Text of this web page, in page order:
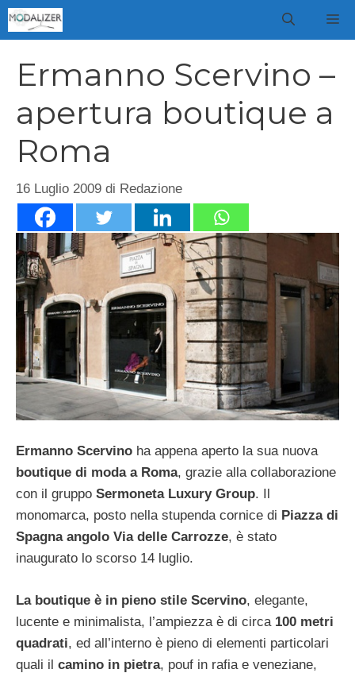
Vai
al
Ermanno Scervino –
apertura boutique a
Roma
16 Luglio 2009 di Redazione
Ermanno Scervino ha appena aperto la sua nuova
boutique di moda a Roma, grazie alla collaborazione
con il gruppo Sermoneta Luxury Group. Il
monomarca, posto nella stupenda cornice di Piazza di
Spagna angolo Via delle Carrozze, è stato
inaugurato lo scorso 14 luglio.
La boutique è in pieno stile Scervino, elegante,
lucente e minimalista, l’ampiezza è di circa 100 metri
quadrati, ed all’interno è pieno di elementi particolari
quali il camino in pietra, pouf in rafia e veneziane,